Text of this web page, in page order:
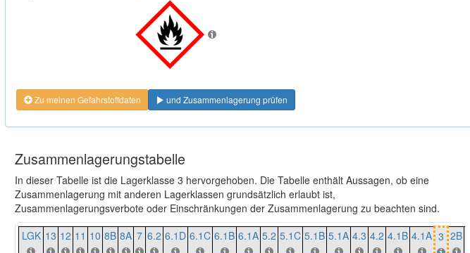
Zu meinen Gefahrstoffdaten und Zusammenlagerung prüfen
Zusammenlagerungstabelle
In dieser Tabelle ist die Lagerklasse 3 hervorgehoben. Die Tabelle enthält Aussagen, ob eine
Zusammenlagerung mit anderen Lagerklassen grundsätzlich erlaubt ist,
Zusammenlagerungsverbote oder Einschränkungen der Zusammenlagerung zu beachten sind.
LGK 13 12 11 10 8B 8A 7 6.2 6.1D 6.1C 6.1B 6.1A 5.2 5.1C 5.1B 5.1A 4.3 4.2 4.1B 4.1A 3 2B